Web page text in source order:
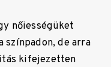
nőiességüket
színpadon, de arra
kifejezetten